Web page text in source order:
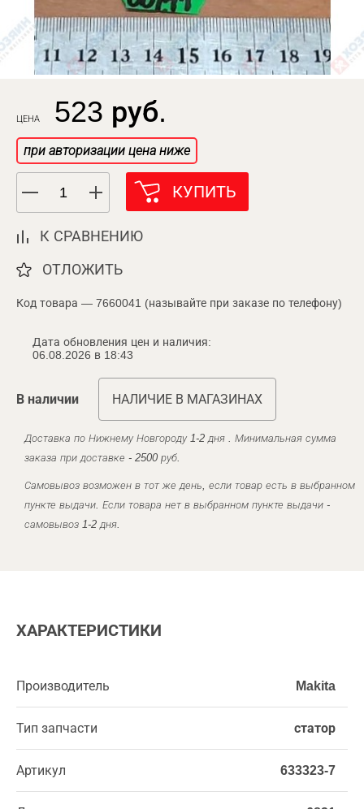
ЦЕНА 523 руб.
при авторизации цена ниже
КУПИТЬ
К СРАВНЕНИЮ
ОТЛОЖИТЬ
Код товара — 7660041 (называйте при заказе по телефону)
Дата обновления цен и наличия:
06.08.2026 в 18:43
В наличии НАЛИЧИЕ В МАГАЗИНАХ
Доставка по Нижнему Новгороду 1-2 дня . Минимальная сумма
заказа при доставке - 2500 руб.
Самовывоз возможен в тот же день, если товар есть в выбранном
пункте выдачи. Если товара нет в выбранном пункте выдачи -
самовывоз 1-2 дня.
ХАРАКТЕРИСТИКИ
Производитель Makita
Тип запчасти статор
Артикул 633323-7